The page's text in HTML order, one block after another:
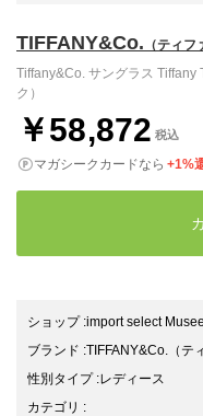
TIFFANY&Co. （ティフ
Tiffany&Co. サングラス Tiffany
ク）
￥58,872 税込
マガシークカードなら +1%
ショップ:import select Musee
ブランド :TIFFANY&Co.
（テ
性別タイプ:レディース
カテゴリ :